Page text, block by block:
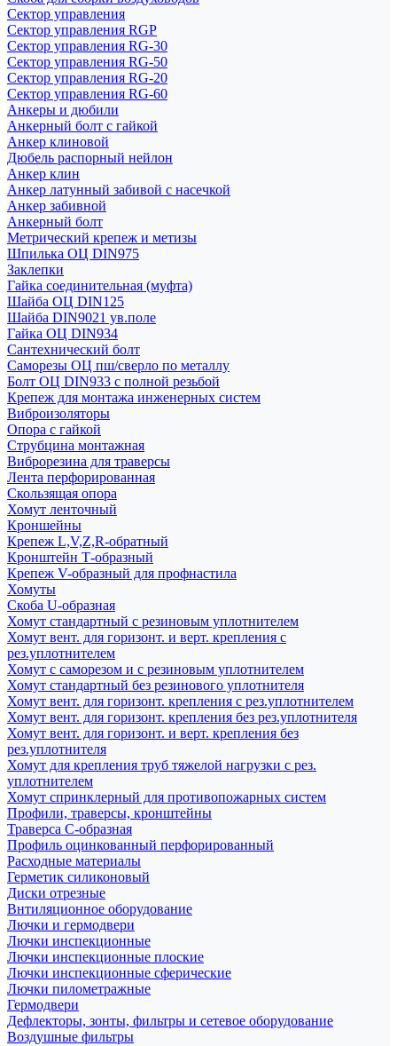
Сектор управления
Сектор управления RGP
Сектор управления RG-30
Сектор управления RG-50
Сектор управления RG-20
Сектор управления RG-60
Анкеры и дюбили
Анкерный болт с гайкой
Анкер клиновой
Дюбель распорный нейлон
Анкер клин
Анкер латунный забивой с насечкой
Анкер забивной
Анкерный болт
Метрический крепеж и метизы
Шпилька ОЦ DIN975
Заклепки
Гайка соединительная (муфта)
Шайба ОЦ DIN125
Шайба DIN9021 ув.поле
Гайка ОЦ DIN934
Сантехнический болт
Саморезы ОЦ пш/сверло по металлу
Болт ОЦ DIN933 с полной резьбой
Крепеж для монтажа инженерных систем
Виброизоляторы
Опора с гайкой
Струбцина монтажная
Виброрезина для траверсы
Лента перфорированная
Скользящая опора
Хомут ленточный
Кроншейны
Крепеж L,V,Z,R-обратный
Кронштейн Т-образный
Крепеж V-образный для профнастила
Хомуты
Скоба U-образная
Хомут стандартный с резиновым уплотнителем
Хомут вент. для горизонт. и верт. крепления с
рез.уплотнителем
Хомут с саморезом и с резиновым уплотнителем
Хомут стандартный без резинового уплотнителя
Хомут вент. для горизонт. крепления с рез.уплотнителем
Хомут вент. для горизонт. крепления без рез.уплотнителя
Хомут вент. для горизонт. и верт. крепления без
рез.уплотнителя
Хомут для крепления труб тяжелой нагрузки с рез.
уплотнителем
Хомут спринклерный для противопожарных систем
Профили, траверсы, кронштейны
Траверса С-образная
Профиль оцинкованный перфорированный
Расходные материалы
Герметик силиконовый
Диски отрезные
Внтиляционное оборудование
Лючки и гермодвери
Лючки инспекционные
Лючки инспекционные плоские
Лючки инспекционные сферические
Лючки пилометражные
Гермодвери
Дефлекторы, зонты, фильтры и сетевое оборудование
Воздушные фильтры